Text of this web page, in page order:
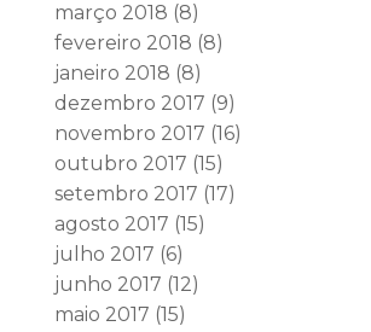
março 2018 (8)
fevereiro 2018 (8)
janeiro 2018 (8)
dezembro 2017 (9)
novembro 2017 (16)
outubro 2017 (15)
setembro 2017 (17)
agosto 2017 (15)
julho 2017 (6)
junho 2017 (12)
maio 2017 (15)